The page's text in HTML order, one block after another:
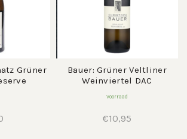
Grüner
Bauer: Grüner Veltliner
Weinviertel DAC
Voorraad
€10,95